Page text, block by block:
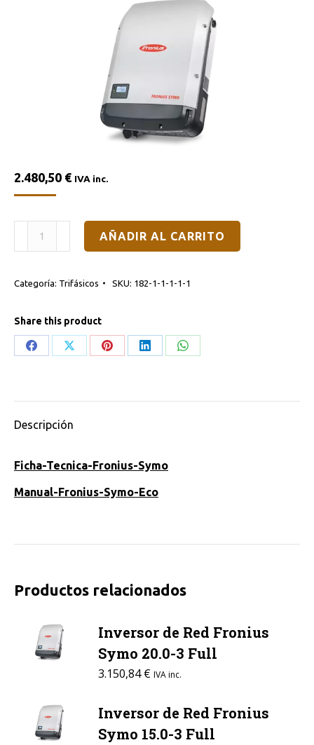
2.480,50 € IVA inc.
Inversor
de
Fronius
10.0-
AÑADIR AL CARRITO
Categoría: Trifásicos SKU: 182-1-1-1-1-1
Share this product
Share
Share
Share
Share
Share
Descripción
Ficha-Tecnica-Fronius-Symo
Manual-Fronius-Symo-Eco
Productos relacionados
Inversor de Red Fronius
Symo 20.0-3 Full
3.150,84€ IVA inc.
Inversor de Red Fronius
Symo 15.0-3 Full